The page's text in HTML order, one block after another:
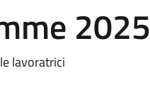
2025
lavoratrici